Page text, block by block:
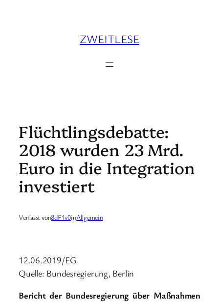
ZWEITLESE
Flüchtlingsdebatte:
2018 wurden 23 Mrd.
Euro in die Integration
investiert
Verfasst von8dF1v0inAllgemein
12.06.2019/EG
Quelle: Bundesregierung, Berlin
Bericht der Bundesregierung über Maßnahmen